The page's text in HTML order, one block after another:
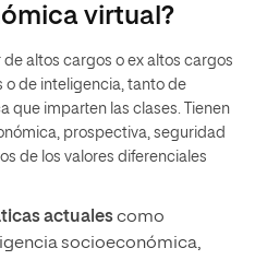
virtual?
altos cargos o ex altos cargos
o de inteligencia, tanto de
que imparten las clases. Tienen
prospectiva, seguridad
de los valores diferenciales
actualescomo
socioeconómica,